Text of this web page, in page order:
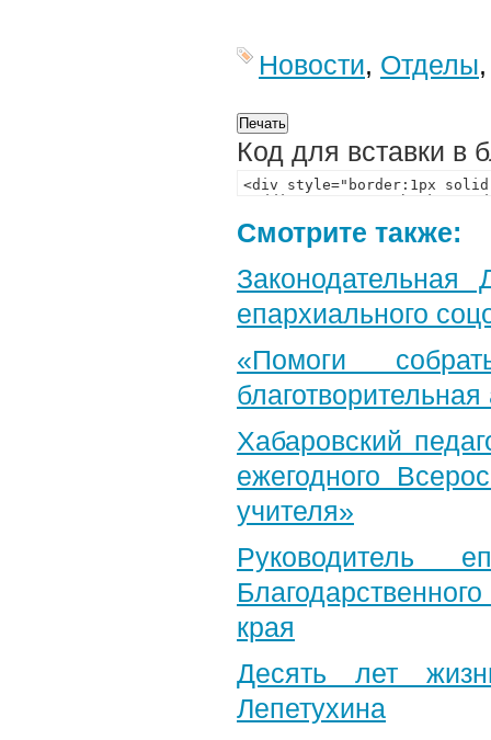
Новости, Отделы
Код для вставки в
Смотрите также:
епархиального
«Помоги
Хабаровский
ежегодного
учителя»
Руководитель
края
Десять лет
Лепетухина